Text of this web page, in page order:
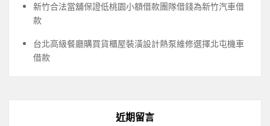
新竹合法當舖保證低桃園小額借款團隊借錢為新竹汽車借
款
台北高級餐廳購買貨櫃屋裝潢設計熱泵維修選擇北屯機車
借款
近期留言